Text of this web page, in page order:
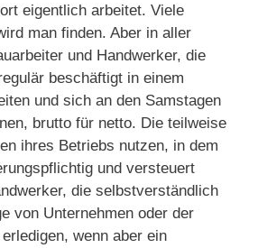
eigentlich arbeitet. Viele
man finden. Aber in aller
und Handwerker, die
beschäftigt in einem
und sich an den Samstagen
brutto für netto. Die teilweise
ihres Betriebs nutzen, in dem
und versteuert
die selbstverständlich
von Unternehmen oder der
wenn aber ein